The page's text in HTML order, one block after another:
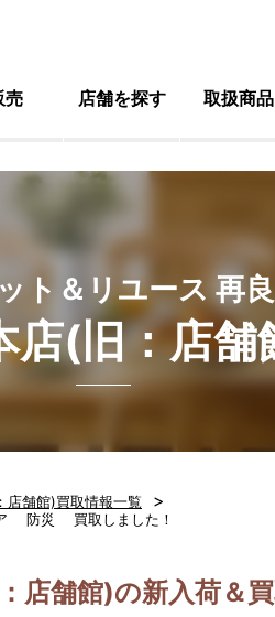
売 店舗を探す 取扱商品
ト＆リユース 再
店(旧：店舗
店舗館)買取情報一覧 >
ア 防災 買取しました！
店舗館)の新入荷＆